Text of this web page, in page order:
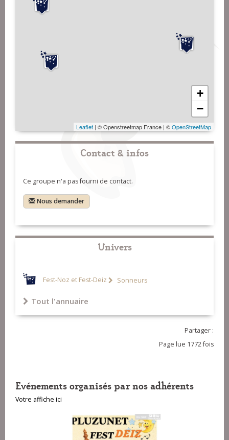
+
−
Leaflet | © Openstreetmap France | ©OpenStreetMap
Contact & infos
Ce groupe n'a pas fourni de contact.
Nous demander
Univers
Fest-Noz et Fest-Deiz Sonneurs
Tout l'annuaire
Partager :
Page lue 1772 fois
Evénements organisés par nos adhérents
Votre affiche ici